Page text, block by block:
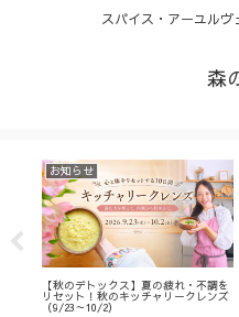
スパイス・アーユル
森
お知らせ
【秋のデトックス】夏の疲れ・不調を
リセット！秋のキッチャリークレンズ
（9/23～10/2）